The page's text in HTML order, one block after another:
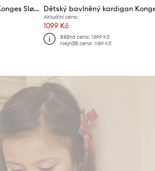
Dětský bavlněný kardigan Konges Sløjd HANNAH CARDIGAN
Aktuální cena:
1099 Kč
Běžná cena: 1399 Kč
Nejnižší cena: 1189 Kč